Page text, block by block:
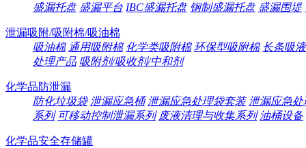
盛漏托盘 盛漏平台 IBC盛漏托盘 钢制盛漏托盘 盛漏围堤
泄漏吸附/吸附棉/吸油棉
吸油棉 通用吸附棉 化学类吸附棉 环保型吸附棉 长条吸
处理产品 吸附剂/吸收剂/中和剂
化学品防泄漏
防化垃圾袋 泄漏应急桶 泄漏应急处理袋套装 泄漏应急
系列 可移动控制泄漏系列 废液清理与收集系列 油桶设备
化学品安全存储罐